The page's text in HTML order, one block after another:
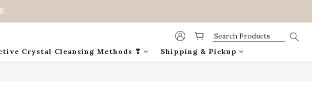
Crystal Cleansing Methods ❣ Shipping & Pickup